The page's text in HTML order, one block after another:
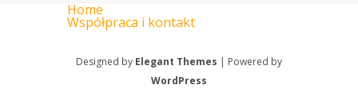
Home
Współpraca i kontakt
Designed by Elegant Themes | Powered by
WordPress